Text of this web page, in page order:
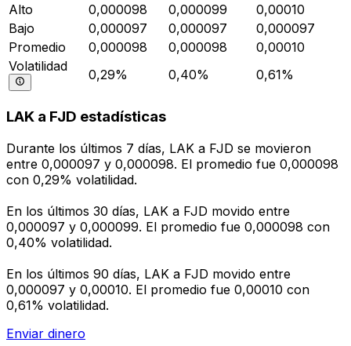
Alto
0,000098 0,000099
0,00010
Bajo
0,000097 0,000097
0,000097
Promedio
0,000098 0,000098
0,00010
Volatilidad
0,29% 0,40% 0,61%
LAK a FJD estadísticas
Durante los últimos 7 días, LAK a FJD se movieron
entre 0,000097 y 0,000098. El promedio fue 0,000098
con 0,29% volatilidad.
En los últimos 30 días, LAK a FJD movido entre
0,000097 y 0,000099. El promedio fue 0,000098 con
0,40% volatilidad.
En los últimos 90 días, LAK a FJD movido entre
0,000097 y 0,00010. El promedio fue 0,00010 con
0,61% volatilidad.
Enviar dinero